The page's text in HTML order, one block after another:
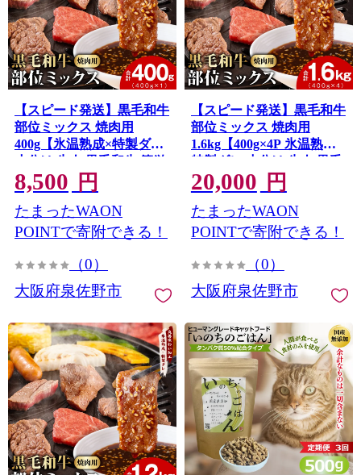
【スピード発送】黒毛和牛
部位ミックス 焼肉用
400g【氷温熟成×特製ダレ
小分け 牛肉 黒毛和牛 簡単
調理 訳あり】 mrz0507
8,500 円
たまったWAON
POINTで寄附できる！
（0）
大阪府泉佐野市
【スピード発送】黒毛和牛
部位ミックス 焼肉用
1.6kg【400g×4P 氷温熟成×
特製ダレ 小分け 牛肉 黒毛
和牛 簡単調理 訳あり】
mrz0510
20,000 円
たまったWAON
POINTで寄附できる！
（0）
大阪府泉佐野市